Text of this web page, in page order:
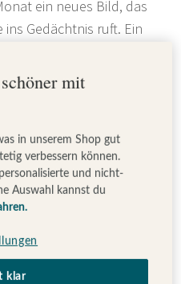
ein neues Bild, das
Gedächtnis ruft. Ein
auf jeden
besondere Erlebnisse
und stilvoll. Ein
mit
in unserem Shop gut
verbessern können.
und nicht-
Auswahl kannst du
klar